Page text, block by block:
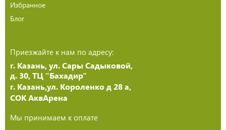
Избранное
Блог
Приезжайте к нам по адресу:
г. Казань, ул. Сары Садыковой,
д. 30, ТЦ "Бахадир"
г. Казань,ул. Короленко д 28 а,
СОК АквАрена
Мы принимаем к оплате